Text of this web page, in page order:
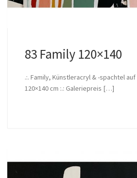
83 Family 120×140
.:. Family, Künstleracryl & -spachtel auf
120×140 cm :.: Galeriepreis […]